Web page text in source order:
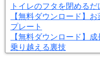
トイレのフタを閉める
【無料ダウンロード】
プレート
【無料ダウンロード】
乗り越える裏技